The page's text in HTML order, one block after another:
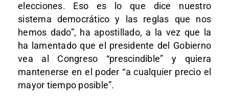
elecciones. Eso es lo que dice nuestro
sistema democrático y las reglas que nos
hemos dado”, ha apostillado, a la vez que la
ha lamentado que el presidente del Gobierno
vea al Congreso “prescindible” y quiera
mantenerse en el poder “a cualquier precio el
mayor tiempo posible”.